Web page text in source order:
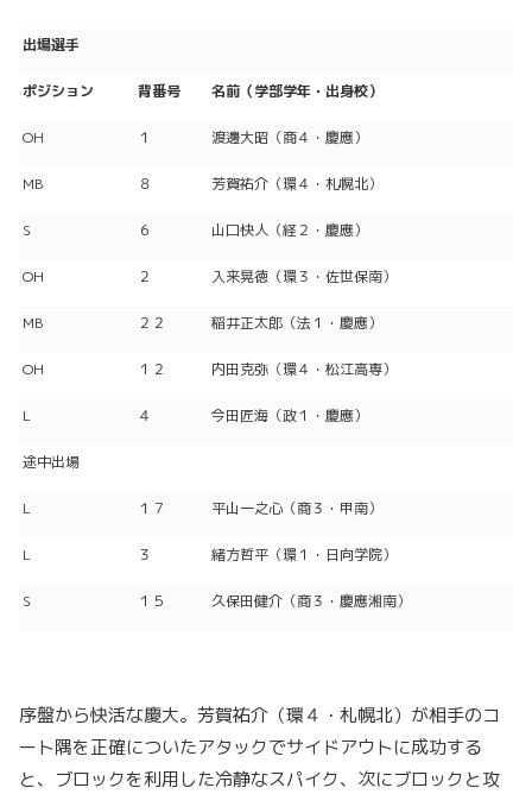
出場選手
ポジション 背番号 名前（学部学年・出身校）
OH １ 渡邊大昭（商４・慶應）
MB ８ 芳賀祐介（環４・札幌北）
S ６ 山口快人（経２・慶應）
OH ２ 入来晃徳（環３・佐世保南）
MB ２２ 稲井正太郎（法１・慶應）
OH １２ 内田克弥（環４・松江高専）
L ４ 今田匠海（政１・慶應）
途中出場
L １７ 平山一之心（商３・甲南）
L ３ 緒方哲平（環１・日向学院）
S １５ 久保田健介（商３・慶應湘南）
序盤から快活な慶大。芳賀祐介（環４・札幌北）が相手のコ
ート隅を正確についたアタックでサイドアウトに成功する
と、ブロックを利用した冷静なスパイク、次にブロックと攻